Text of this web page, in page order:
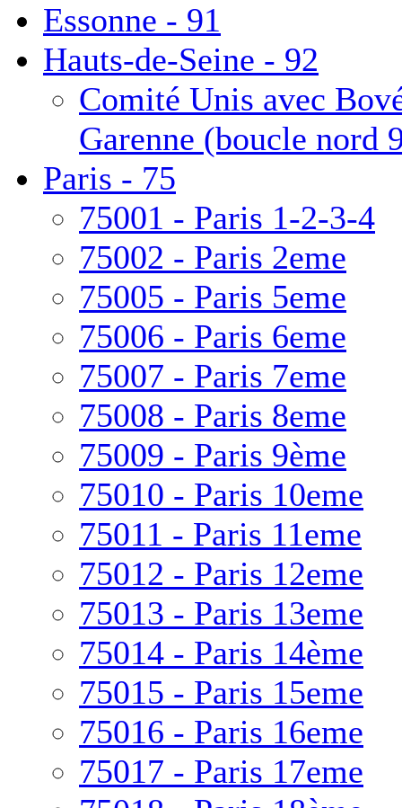
Essonne - 91
Hauts-de-Seine - 92
Comité Unis avec
Garenne (boucle nord
Paris - 75
75001 - Paris 1-2-3-4
75002 - Paris 2eme
75005 - Paris 5eme
75006 - Paris 6eme
75007 - Paris 7eme
75008 - Paris 8eme
75009 - Paris 9ème
75010 - Paris 10eme
75011 - Paris 11eme
75012 - Paris 12eme
75013 - Paris 13eme
75014 - Paris 14ème
75015 - Paris 15eme
75016 - Paris 16eme
75017 - Paris 17eme